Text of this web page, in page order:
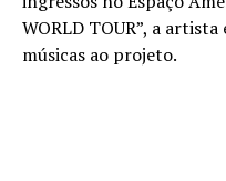
WORLD TOUR”, a
músicas ao projeto.